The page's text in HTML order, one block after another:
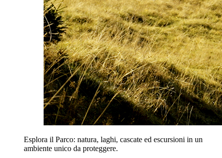
Esplora il Parco: natura, laghi, cascate ed escursioni in un
ambiente unico da proteggere.